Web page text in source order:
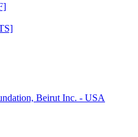
Beirut Inc. - USA